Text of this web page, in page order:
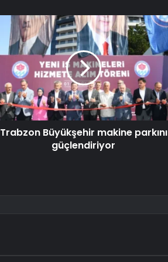
Trabzon Büyükşehir makine parkını
güçlendiriyor